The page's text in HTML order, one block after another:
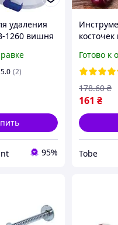
удаления
1260 вишня
5.0 (2)
95%
косточек
косточек
Лучшая
Готово к
161 ₴
178.60 ₴
Tobe